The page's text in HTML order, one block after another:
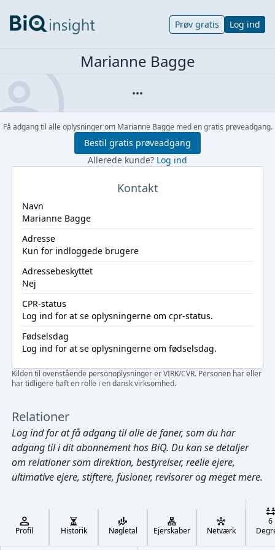
Cmd/Ctrl + K
Prøv gratis Log ind
Marianne Bagge
Få adgang til alle oplysninger om Marianne Bagge med en gratis prøveadgang.
Bestil gratis prøveadgang
Allerede kunde? Log ind
Kontakt
Navn
Marianne Bagge
Adresse
Kun for indloggede brugere
Adressebeskyttet
Nej
CPR-status
Log ind for at se oplysningerne om cpr-status.
Fødselsdag
Log ind for at se oplysningerne om fødselsdag.
Kilden til ovenstående personoplysninger er VIRK/CVR. Personen har eller
har tidligere haft en rolle i en dansk virksomhed.
Relationer
Log indfor at få adgang til alle de faner, som du har
adgang til i dit abonnement hos BiQ. Du kan se detaljer
om relationer som direktion, bestyrelser, reelle ejere,
ultimative ejere, stiftere, fusioner, revisorer og meget mere.
Profil Historik Nøgletal Ejerskaber Netværk
6